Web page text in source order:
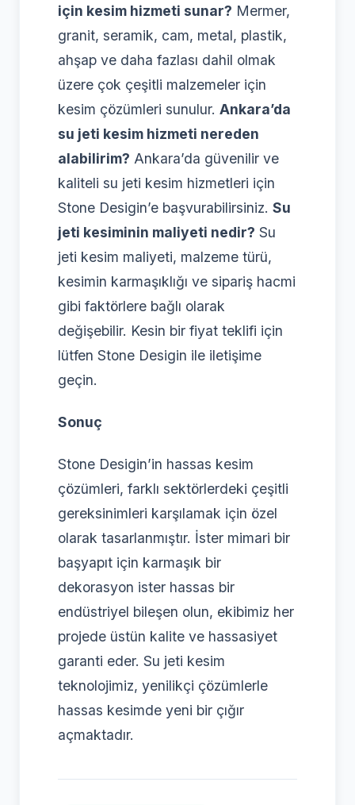
için kesim hizmeti sunar? Mermer,
granit, seramik, cam, metal, plastik,
ahşap ve daha fazlası dahil olmak
üzere çok çeşitli malzemeler için
kesim çözümleri sunulur. Ankara’da
su jeti kesim hizmeti nereden
alabilirim? Ankara’da güvenilir ve
kaliteli su jeti kesim hizmetleri için
Stone Desigin’e başvurabilirsiniz. Su
jeti kesiminin maliyeti nedir? Su
jeti kesim maliyeti, malzeme türü,
kesimin karmaşıklığı ve sipariş hacmi
gibi faktörlere bağlı olarak
değişebilir. Kesin bir fiyat teklifi için
lütfen Stone Desigin ile iletişime
geçin.
Sonuç
Stone Desigin’in hassas kesim
çözümleri, farklı sektörlerdeki çeşitli
gereksinimleri karşılamak için özel
olarak tasarlanmıştır. İster mimari bir
başyapıt için karmaşık bir
dekorasyon ister hassas bir
endüstriyel bileşen olun, ekibimiz her
projede üstün kalite ve hassasiyet
garanti eder. Su jeti kesim
teknolojimiz, yenilikçi çözümlerle
hassas kesimde yeni bir çığır
açmaktadır.